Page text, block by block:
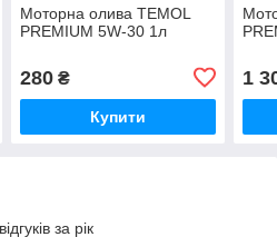
Моторна олива TEMOL
PREMIUM 5W-30 1л
280₴
Купити
1
за рік